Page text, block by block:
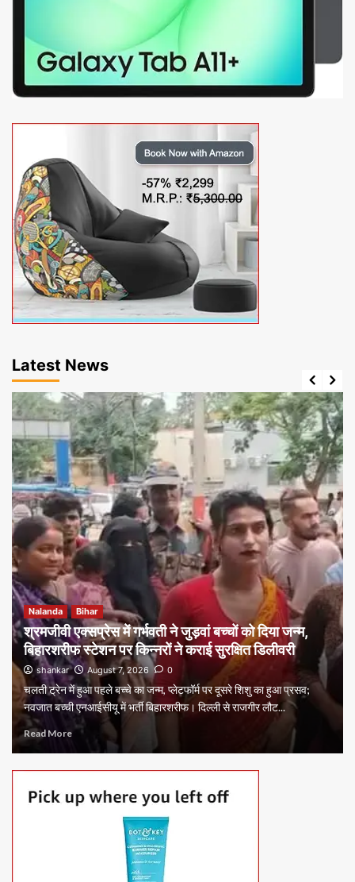
Latest News
Nalanda Bihar
श्रमजीवी एक्सप्रेस में गर्भवती ने जुड़वां बच्चों को दिया जन्म,
बिहारशरीफ स्टेशन पर किन्नरों ने कराई सुरक्षित डिलीवरी
shankar August 7, 2026 0
चलती ट्रेन में हुआ पहले बच्चे का जन्म, प्लेटफॉर्म पर दूसरे शिशु का हुआ प्रसव;
नवजात बच्ची एनआईसीयू में भर्ती बिहारशरीफ। दिल्ली से राजगीर लौट...
Read More